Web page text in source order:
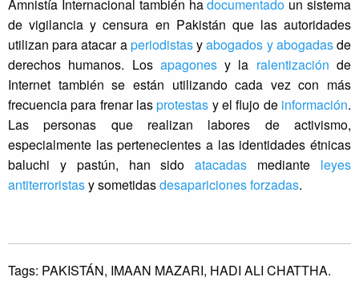
Amnistía Internacional también hadocumentado un sistema
de vigilancia y censura en Pakistán que las autoridades
utilizan para atacar aperiodistasyabogados y abogadasde
derechos humanos. Los apagonesy la ralentización de
Internet también se están utilizando cada vez con más
frecuencia para frenar lasprotestas y el flujo de información.
Las personas que realizan labores de activismo,
especialmente las pertenecientes a las identidades étnicas
baluchi y pastún, han sidoatacadas mediante leyes
antiterroristasy sometidasdesapariciones forzadas.
Tags: PAKISTÁN, IMAAN MAZARI, HADI ALI CHATTHA.